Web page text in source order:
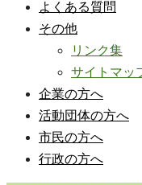
よくある質問
その他
リンク集
サイトマッ
企業の方へ
活動団体の方へ
市民の方へ
行政の方へ